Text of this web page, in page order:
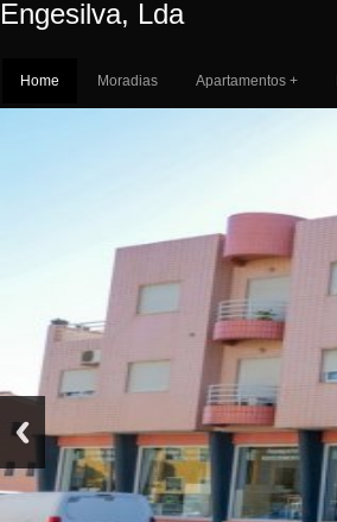
Engesilva, Lda
Home Moradias Apartamentos +